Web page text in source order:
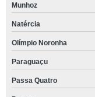
Munhoz
Natércia
Olímpio Noronha
Paraguaçu
Passa Quatro